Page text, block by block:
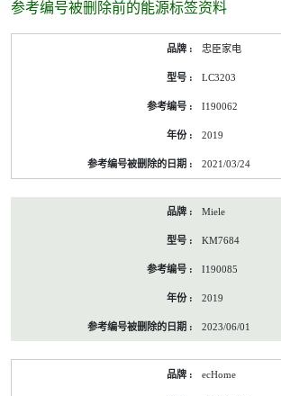
参考编号被删除前的能源标签资料
忠臣家电
LC3203
I190062
2019
2021/03/24
Miele
KM7684
I190085
2019
2023/06/01
ecHome